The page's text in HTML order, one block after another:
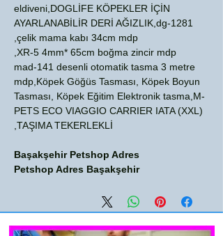
eldiveni,DOGLİFE KÖPEKLER İÇİN
AYARLANABİLİR DERİ AĞIZLIK,dg-1281
çelik mama kabı 34cm mdp,
XR-5 4mm* 65cm boğma zincir mdp,
mad-141 desenli otomatik tasma 3 metre
mdp,Köpek Göğüs Tasması, Köpek Boyun
Tasması, Köpek Eğitim Elektronik tasma,M-
PETS ECO VIAGGIO CARRIER IATA (XXL)
TAŞIMA TEKERLEKLİ,
Başakşehir Petshop Adres
Petshop Adres Başakşehir